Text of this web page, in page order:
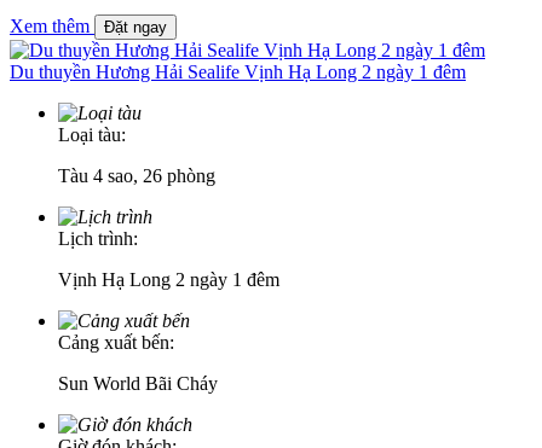
Xem thêm Đặt ngay
Du thuyền Hương Hải Sealife Vịnh Hạ Long 2 ngày 1 đêm
Loại tàu:
Tàu 4 sao, 26 phòng
Lịch trình:
Vịnh Hạ Long 2 ngày 1 đêm
Cảng xuất bến:
Sun World Bãi Cháy